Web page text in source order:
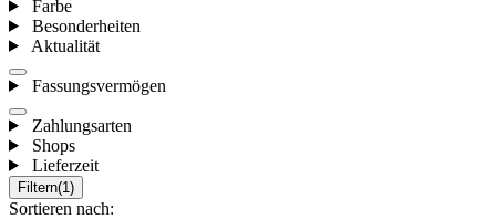
Farbe
Besonderheiten
Aktualität
Fassungsvermögen
Zahlungsarten
Shops
Lieferzeit
Filtern(1)
Sortieren nach: